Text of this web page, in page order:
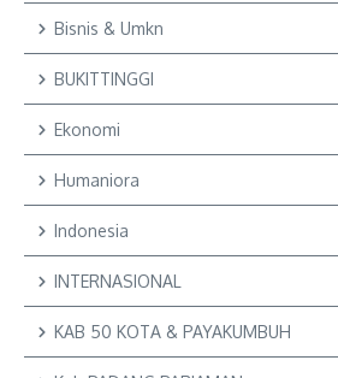
Bisnis & Umkn
BUKITTINGGI
Ekonomi
Humaniora
Indonesia
INTERNASIONAL
KAB 50 KOTA & PAYAKUMBUH